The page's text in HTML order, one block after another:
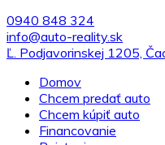
0940 848 324
info@auto-reality.sk
Ľ. Podjavorinskej 1205,
Domov
Chcem predať auto
Chcem kúpiť auto
Financovanie